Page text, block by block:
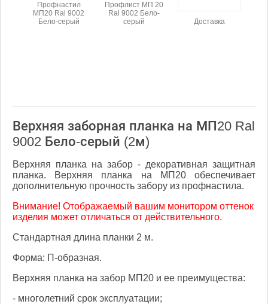
Профнастил
МП20 Ral 9002
Бело-серый
Профлист МП 20
Ral 9002 Бело-
серый
Доставка
Верхняя заборная планка на МП20 Ral
9002 Бело-серый (2м)
Верхняя планка на забор - декоративная защитная
планка. Верхняя планка на МП20 обеспечивает
дополнительную прочность забору из профнастила.
Внимание! Отображаемый вашим монитором оттенок
изделия может отличаться от действительного.
Стандартная длина планки 2 м.
Форма: П-образная.
Верхняя планка на забор МП20 и ее преимущества:
- многолетний срок эксплуатации;